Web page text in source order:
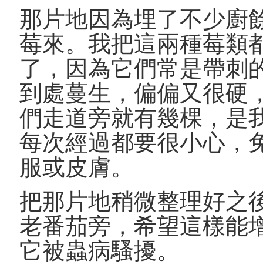
那片地因為埋了不少廚
莓來。我把這兩種莓類
了，因為它們常是帶刺
到處蔓生，偏偏又很硬
們走道旁就有幾棵，是
每次經過都要很小心，
服或皮膚。
把那片地稍微整理好之
老番茄旁，希望這樣能
它被蟲病騷擾。